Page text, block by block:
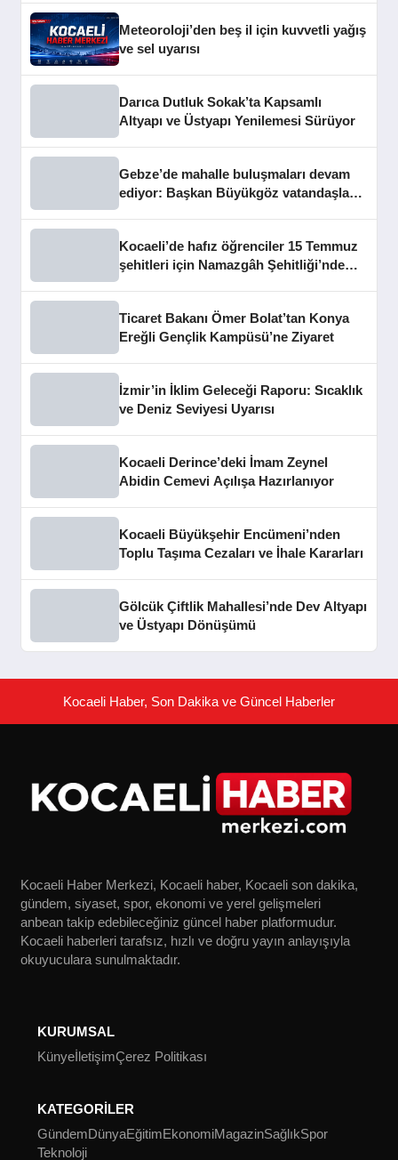
Meteoroloji’den beş il için kuvvetli yağış
ve sel uyarısı
Darıca Dutluk Sokak’ta Kapsamlı
Altyapı ve Üstyapı Yenilemesi Sürüyor
Gebze’de mahalle buluşmaları devam
ediyor: Başkan Büyükgöz vatandaşları
Kocaeli’de hafız öğrenciler 15 Temmuz
şehitleri için Namazgâh Şehitliği’nde
Ticaret Bakanı Ömer Bolat’tan Konya
Ereğli Gençlik Kampüsü’ne Ziyaret
İzmir’in İklim Geleceği Raporu: Sıcaklık
ve Deniz Seviyesi Uyarısı
Kocaeli Derince’deki İmam Zeynel
Abidin Cemevi Açılışa Hazırlanıyor
Kocaeli Büyükşehir Encümeni’nden
Toplu Taşıma Cezaları ve İhale Kararları
Gölcük Çiftlik Mahallesi’nde Dev Altyapı
ve Üstyapı Dönüşümü
Kocaeli Haber, Son Dakika ve Güncel Haberler
Kocaeli Haber Merkezi, Kocaeli haber, Kocaeli son dakika,
gündem, siyaset, spor, ekonomi ve yerel gelişmeleri
anbean takip edebileceğiniz güncel haber platformudur.
Kocaeli haberleri tarafsız, hızlı ve doğru yayın anlayışıyla
okuyuculara sunulmaktadır.
KURUMSAL
KünyeİletişimÇerez Politikası
KATEGORİLER
GündemDünyaEğitimEkonomiMagazinSağlıkSpor
Teknoloji